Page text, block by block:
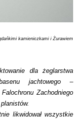
kamieniczkami i Żurawiem
dla żeglarstwa
jachtowego –
Zachodniego
likwidował wszystkie